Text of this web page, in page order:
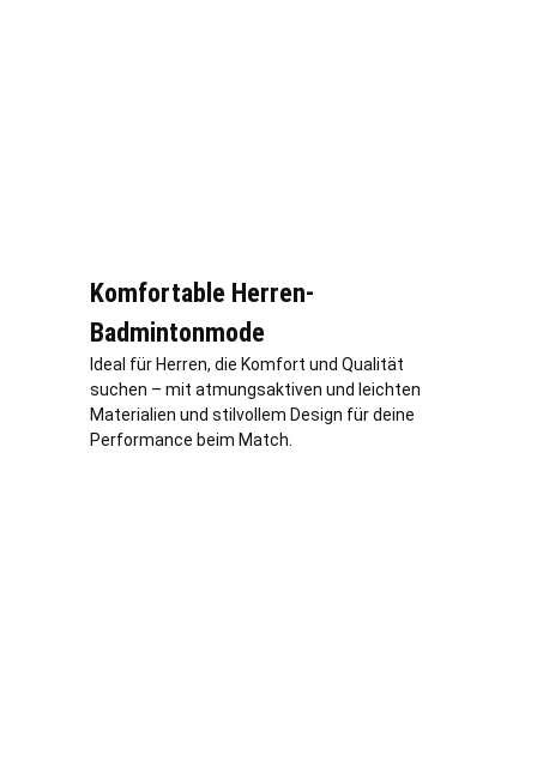
Komfortable Herren-
Badmintonmode
Ideal für Herren, die Komfort und Qualität
suchen – mit atmungsaktiven und leichten
Materialien und stilvollem Design für deine
Performance beim Match.